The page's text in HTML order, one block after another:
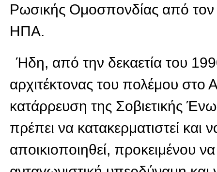
Ρωσικής Ομοσπονδίας από τον
ΗΠΑ.
Ήδη, από την δεκαετία του
αρχιτέκτονας του πολέμου στο
κατάρρευση της Σοβιετικής
πρέπει να κατακερματιστεί
αποικιοποιηθεί, προκειμένου